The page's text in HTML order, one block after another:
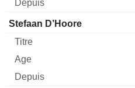
Stefaan D’Hoore